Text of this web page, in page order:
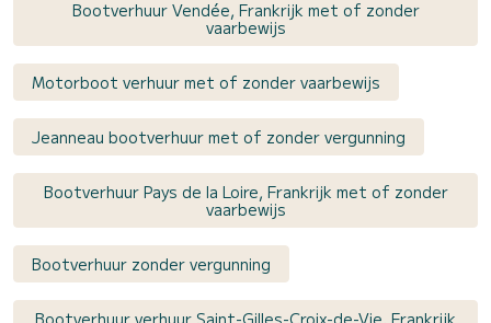
Bootverhuur Vendée, Frankrijk met of zonder
vaarbewijs
Motorboot verhuur met of zonder vaarbewijs
Jeanneau bootverhuur met of zonder vergunning
Bootverhuur Pays de la Loire, Frankrijk met of zonder
vaarbewijs
Bootverhuur zonder vergunning